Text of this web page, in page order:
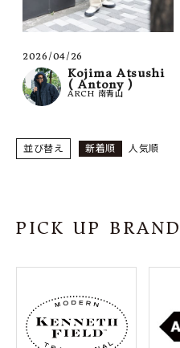
ACCOUNT MENU
meeting_room ログイン 会
2026/04/26
Kojima Atsushi
( Antony )
ARCH 南青山
並び替え 新着順 人気順
PICK UP BRAND